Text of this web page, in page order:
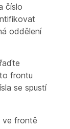
číslo
oddělení
frontu
se spustí
ve frontě